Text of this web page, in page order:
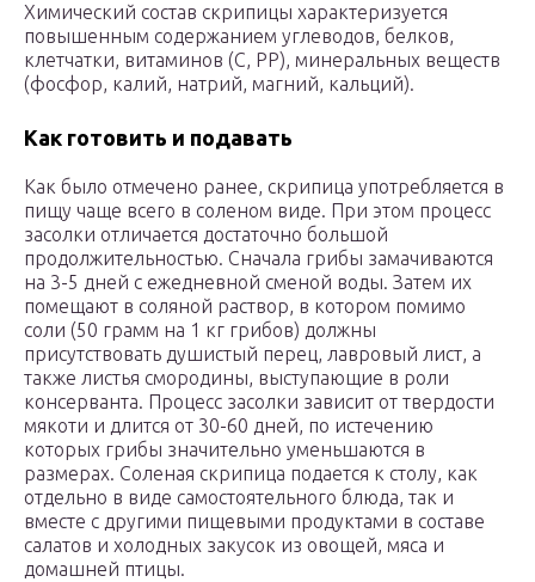
Химический состав скрипицы характеризуется
повышенным содержанием углеводов, белков,
клетчатки, витаминов (C, PP), минеральных веществ
(фосфор, калий, натрий, магний, кальций).
Как готовить и подавать
Как было отмечено ранее, скрипица употребляется в
пищу чаще всего в соленом виде. При этом процесс
засолки отличается достаточно большой
продолжительностью. Сначала грибы замачиваются
на 3-5 дней с ежедневной сменой воды. Затем их
помещают в соляной раствор, в котором помимо
соли (50 грамм на 1 кг грибов) должны
присутствовать душистый перец, лавровый лист, а
также листья смородины, выступающие в роли
консерванта. Процесс засолки зависит от твердости
мякоти и длится от 30-60 дней, по истечению
которых грибы значительно уменьшаются в
размерах. Соленая скрипица подается к столу, как
отдельно в виде самостоятельного блюда, так и
вместе с другими пищевыми продуктами в составе
салатов и холодных закусок из овощей, мяса и
домашней птицы.